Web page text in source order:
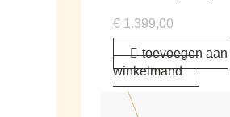
€ 1.399,00
toevoegen aan
winkelmand